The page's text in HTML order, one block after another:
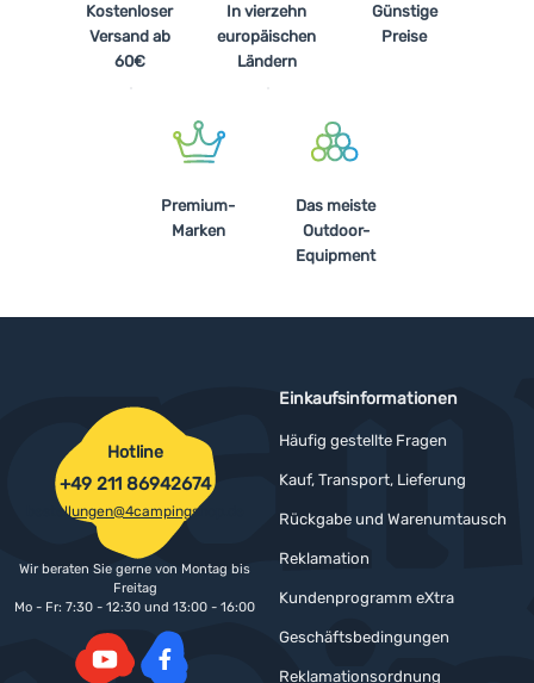
Kostenloser
Versand ab
60€
In vierzehn
europäischen
Ländern
Günstige
Preise
Premium-
Marken
Das meiste
Outdoor-
Equipment
Einkaufsinformationen
Häufig gestellte Fragen
Kauf, Transport, Lieferung
Rückgabe und Warenumtausch
Reklamation
Kundenprogramm eXtra
Geschäftsbedingungen
Reklamationsordnung
Hotline
+49 211 86942674
bestellungen@4campingshop.de
Wir beraten Sie gerne von Montag bis
Freitag
Mo - Fr: 7:30 - 12:30 und 13:00 - 16:00